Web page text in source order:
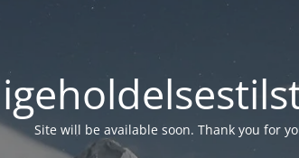
Site will be available soon. Thank you for